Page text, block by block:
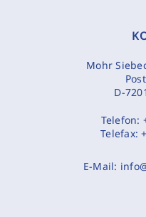
Mohr
D-
Telefon:
Telefax:
E-Mail: